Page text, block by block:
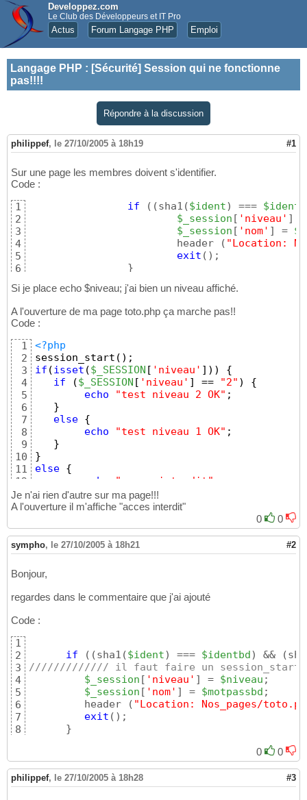
Developpez.com
Le Club des Développeurs et IT Pro
Actus Forum Langage PHP Emploi
Langage PHP : [Sécurité] Session qui ne fonctionne
pas!!!!
Répondre à la discussion
philippef, le 27/10/2005 à 18h19 #1
Sur une page les membres doivent s'identifier.
Code :
1
2
3
4
5
6
if ( (sha1 ($ident) ===
$_session [ 'niveau' ]
$_session [ 'nom' ] =
			header
( "Location:
exit ( ) ;
}
Si je place echo $niveau; j'ai bien un niveau affiché.
A l'ouverture de ma page toto.php ça marche pas!!
Code :
1
2
3
4
5
6
7
8
9
10
11
12
13
14
16
<?php
session_start ( ) ;
if (isset ($_SESSION [ 'niveau' ] ) )
{
if
($_SESSION [ 'niveau' ] == "2" )
{
echo
"test niveau 2 OK" ;
}
else {
echo
"test niveau 1 OK" ;
}
}
else {
echo
"acces interdit"
exit();
}
c'est une page de test
Je n'ai rien d'autre sur ma page!!!
A l'ouverture il m'affiche "acces interdit"
0
0
sympho, le 27/10/2005 à 18h21 #2
Bonjour,
regardes dans le commentaire que j'ai ajouté
Code :
1
2
3
4
5
6
7
8
if ( (sha1 ($ident) === $identbd ) && (
///////////// il faut faire un session_start
$_session [ 'niveau' ] = $niveau ;
$_session [ 'nom' ] = $motpassbd ;
         header
( "Location: Nos_pages/
exit ( ) ;
}
0 0
philippef, le 27/10/2005 à 18h28 #3